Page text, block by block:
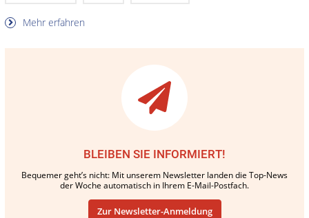
Mehr erfahren
BLEIBEN SIE INFORMIERT!
Bequemer geht’s nicht: Mit unserem Newsletter landen die Top-News
der Woche automatisch in Ihrem E-Mail-Postfach.
Zur Newsletter-Anmeldung